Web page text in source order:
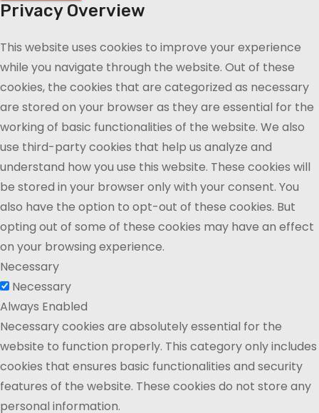
Privacy Overview
This website uses cookies to improve your experience
while you navigate through the website. Out of these
cookies, the cookies that are categorized as necessary
are stored on your browser as they are essential for the
working of basic functionalities of the website. We also
use third-party cookies that help us analyze and
understand how you use this website. These cookies will
be stored in your browser only with your consent. You
also have the option to opt-out of these cookies. But
opting out of some of these cookies may have an effect
on your browsing experience.
Necessary
Necessary
Always Enabled
Necessary cookies are absolutely essential for the
website to function properly. This category only includes
cookies that ensures basic functionalities and security
features of the website. These cookies do not store any
personal information.